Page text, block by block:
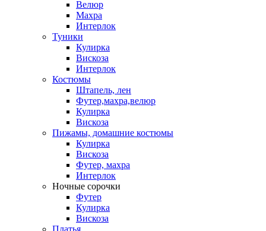
Велюр
Махра
Интерлок
Туники
Кулирка
Вискоза
Интерлок
Костюмы
Штапель, лен
Футер,махра,велюр
Кулирка
Вискоза
Пижамы, домашние костюмы
Кулирка
Вискоза
Футер, махра
Интерлок
Ночные сорочки
Футер
Кулирка
Вискоза
Платья